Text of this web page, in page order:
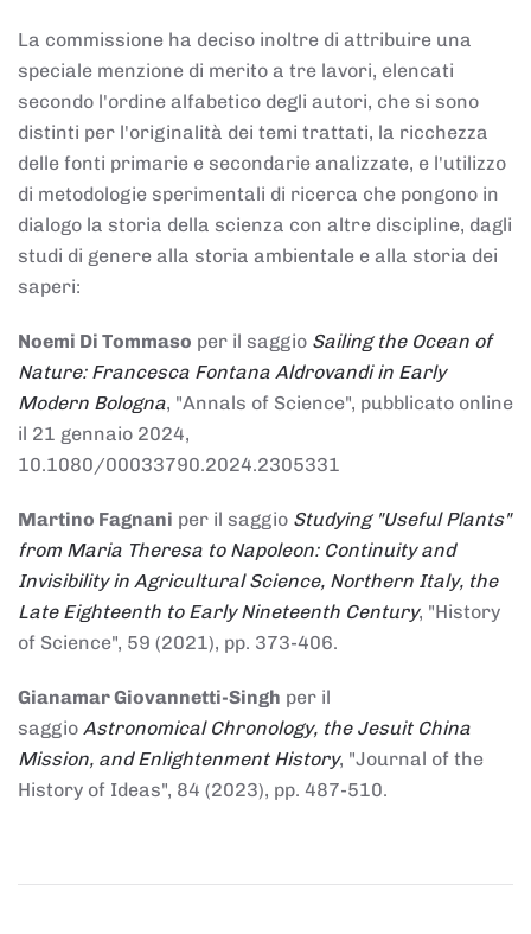
La commissione ha deciso inoltre di attribuire una
speciale menzione di merito a tre lavori, elencati
secondo l'ordine alfabetico degli autori, che si sono
distinti per l'originalità dei temi trattati, la ricchezza
delle fonti primarie e secondarie analizzate, e l'utilizzo
di metodologie sperimentali di ricerca che pongono in
dialogo la storia della scienza con altre discipline, dagli
studi di genere alla storia ambientale e alla storia dei
saperi:
Noemi Di Tommaso per il saggio Sailing the Ocean of
Nature: Francesca Fontana Aldrovandi in Early
Modern Bologna, "Annals of Science", pubblicato online
il 21 gennaio 2024,
10.1080/00033790.2024.2305331
Martino Fagnani per il saggio Studying "Useful Plants"
from Maria Theresa to Napoleon: Continuity and
Invisibility in Agricultural Science, Northern Italy, the
Late Eighteenth to Early Nineteenth Century, "History
of Science", 59 (2021), pp. 373-406.
Gianamar Giovannetti-Singh per il
saggio Astronomical Chronology, the Jesuit China
Mission, and Enlightenment History, "Journal of the
History of Ideas", 84 (2023), pp. 487-510.